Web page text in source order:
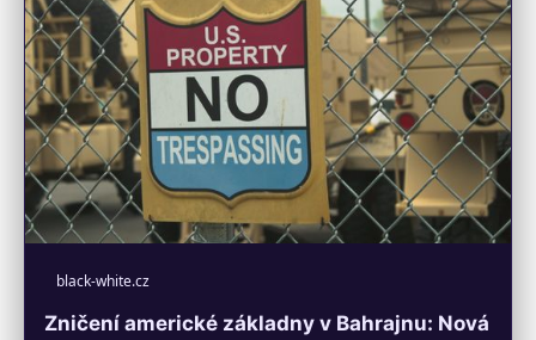
black-white.cz
Zničení americké základny v Bahrajnu: Nová